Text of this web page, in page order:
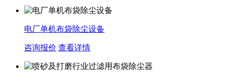
电厂单机布袋除尘设备
咨询报价 查看详情